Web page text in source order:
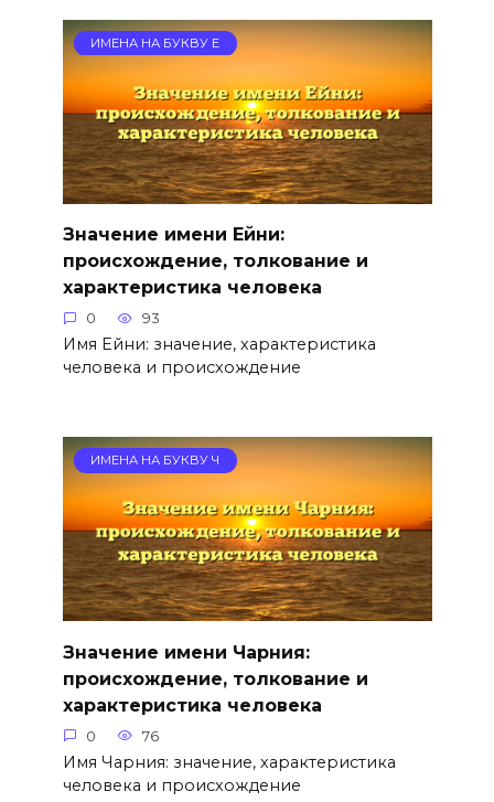
ИМЕНА НА БУКВУ Е
Значение имени Ейни:
происхождение, толкование и
характеристика человека
0 93
Имя Ейни: значение, характеристика
человека и происхождение
ИМЕНА НА БУКВУ Ч
Значение имени Чарния:
происхождение, толкование и
характеристика человека
0 76
Имя Чарния: значение, характеристика
человека и происхождение